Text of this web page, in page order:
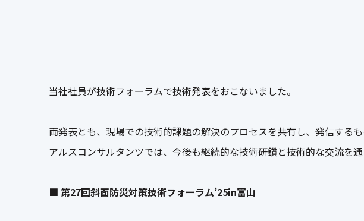
当社社員が技術フォーラムで技術発表をおこないました。
両発表とも、現場での技術的課題の解決のプロセスを共有し、発信するも
アルスコンサルタンツでは、今後も継続的な技術研鑽と技術的な交流を
■ 第27回斜面防災対策技術フォーラム’25in富山